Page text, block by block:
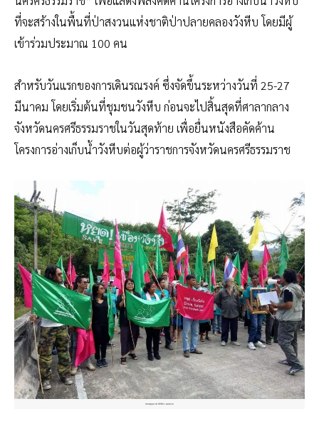
ที่จะสร้างในพื้นที่ป่าสงวนแห่งชาติป่าปลายคลองวังหีบ โดยมีผู้
เข้าร่วมประมาณ 100 คน
สำหรับวันแรกของการเดินรณรงค์ ซึ่งจัดขึ้นระหว่างวันที่ 25-27
มีนาคม โดยเริ่มต้นที่ชุมชนวังหีบ ก่อนจะไปสิ้นสุดที่ศาลากลาง
จังหวัดนครศรีธรรมราชในวันสุดท้าย เพื่อยื่นหนังสือคัดค้าน
โครงการอ่างเก็บน้ำวังหีบต่อผู้ว่าราชการจังหวัดนครศรีธรรมราช
ขอบคุณภาพ จิตติมา ผลเสวก